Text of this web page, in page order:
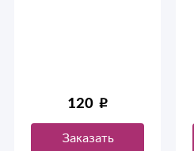
120
Заказать